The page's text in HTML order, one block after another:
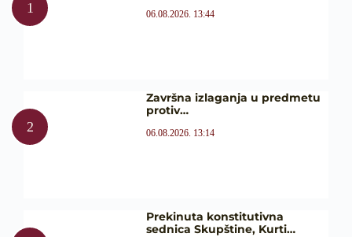
06.08.2026. 13:44
Završna izlaganja u predmetu
protiv…
06.08.2026. 13:14
Prekinuta konstitutivna
sednica Skupštine, Kurti…